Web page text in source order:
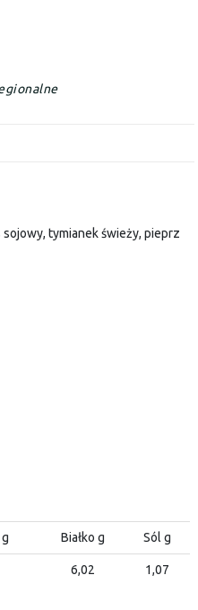
tymianek świeży, pieprz
Białko g Sól g
6,02 1,07